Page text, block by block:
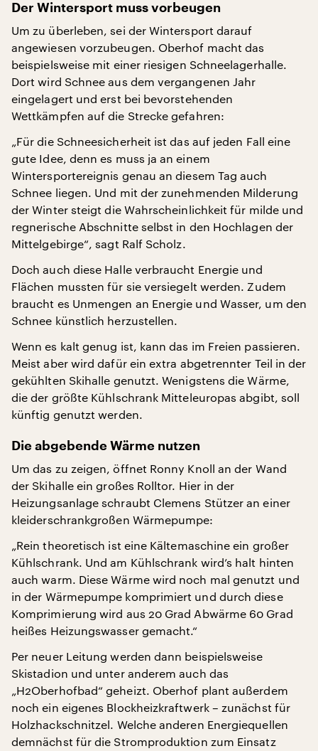
Der Wintersport muss vorbeugen
Um zu überleben, sei der Wintersport darauf
angewiesen vorzubeugen. Oberhof macht das
beispielsweise mit einer riesigen Schneelagerhalle.
Dort wird Schnee aus dem vergangenen Jahr
eingelagert und erst bei bevorstehenden
Wettkämpfen auf die Strecke gefahren:
„Für die Schneesicherheit ist das auf jeden Fall eine
gute Idee, denn es muss ja an einem
Wintersportereignis genau an diesem Tag auch
Schnee liegen. Und mit der zunehmenden Milderung
der Winter steigt die Wahrscheinlichkeit für milde und
regnerische Abschnitte selbst in den Hochlagen der
Mittelgebirge“, sagt Ralf Scholz.
Doch auch diese Halle verbraucht Energie und
Flächen mussten für sie versiegelt werden. Zudem
braucht es Unmengen an Energie und Wasser, um den
Schnee künstlich herzustellen.
Wenn es kalt genug ist, kann das im Freien passieren.
Meist aber wird dafür ein extra abgetrennter Teil in der
gekühlten Skihalle genutzt. Wenigstens die Wärme,
die der größte Kühlschrank Mitteleuropas abgibt, soll
künftig genutzt werden.
Die abgebende Wärme nutzen
Um das zu zeigen, öffnet Ronny Knoll an der Wand
der Skihalle ein großes Rolltor. Hier in der
Heizungsanlage schraubt Clemens Stützer an einer
kleiderschrankgroßen Wärmepumpe:
„Rein theoretisch ist eine Kältemaschine ein großer
Kühlschrank. Und am Kühlschrank wird’s halt hinten
auch warm. Diese Wärme wird noch mal genutzt und
in der Wärmepumpe komprimiert und durch diese
Komprimierung wird aus 20 Grad Abwärme 60 Grad
heißes Heizungswasser gemacht.“
Per neuer Leitung werden dann beispielsweise
Skistadion und unter anderem auch das
„H2Oberhofbad“ geheizt. Oberhof plant außerdem
noch ein eigenes Blockheizkraftwerk – zunächst für
Holzhackschnitzel. Welche anderen Energiequellen
demnächst für die Stromproduktion zum Einsatz